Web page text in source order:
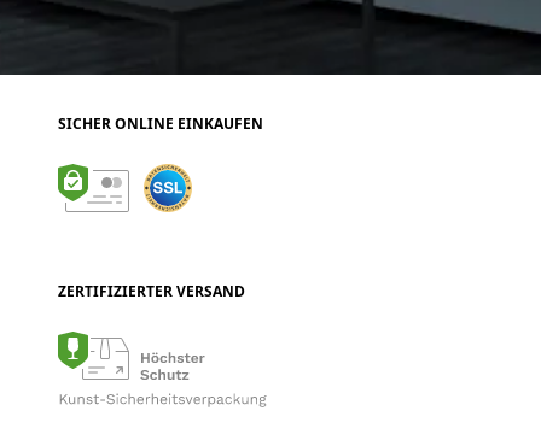
SICHER ONLINE EINKAUFEN
ZERTIFIZIERTER VERSAND